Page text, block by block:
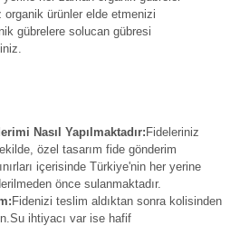
organik ürünler elde etmenizi
gübrelere solucan gübresi
Nasıl Yapılmaktadır: Fideleriniz
özel tasarım fide gönderim
içerisinde Türkiye'nin her yerine
önce sulanmaktadır.
Fidenizi teslim aldıktan sonra kolisinden
ihtiyacı var ise hafif